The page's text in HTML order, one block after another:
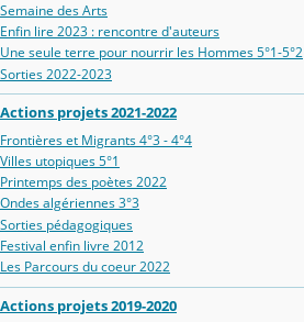
Semaine des Arts
Enfin lire 2023 : rencontre d'auteurs
Une seule terre pour nourrir les Hommes 5°1-5°2
Sorties 2022-2023
Actions projets 2021-2022
Frontières et Migrants 4°3 - 4°4
Villes utopiques 5°1
Printemps des poètes 2022
Ondes algériennes 3°3
Sorties pédagogiques
Festival enfin livre 2012
Les Parcours du coeur 2022
Actions projets 2019-2020